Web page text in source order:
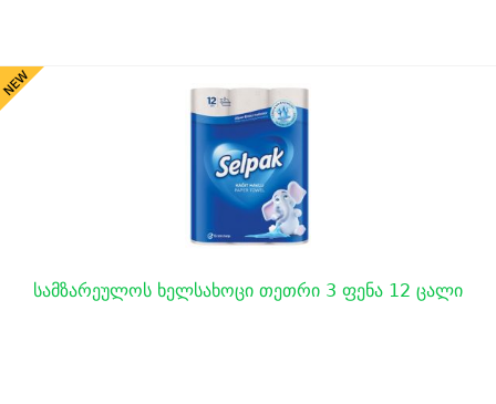
სამზარეულოს ხელსახოცი თეთრი 3 ფენა 12 ცალი